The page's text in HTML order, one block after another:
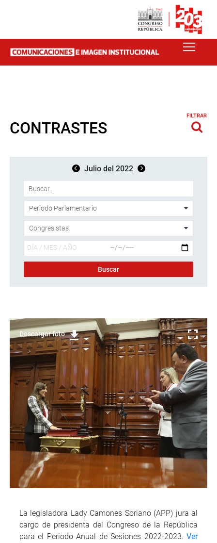
CONTRASTES
FILTRAR
Julio del 2022
Descargar foto
La legisladora Lady Camones Soriano (APP) jura al
cargo de presidenta del Congreso de la República
para el Periodo Anual de Sesiones 2022-2023. Ver